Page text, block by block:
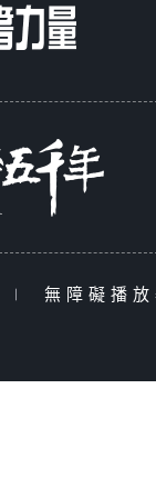
| 無障礙播